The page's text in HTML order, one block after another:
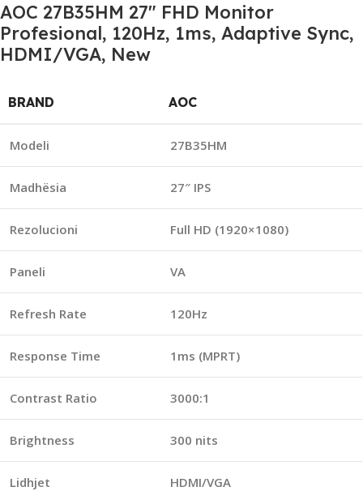
AOC 27B35HM 27″ FHD Monitor
Profesional, 120Hz, 1ms, Adaptive Sync,
HDMI/VGA, New
BRAND AOC
Modeli 27B35HM
Madhësia 27″ IPS
Rezolucioni Full HD (1920×1080)
Paneli VA
Refresh Rate 120Hz
Response Time 1ms (MPRT)
Contrast Ratio 3000:1
Brightness 300 nits
Lidhjet HDMI/VGA